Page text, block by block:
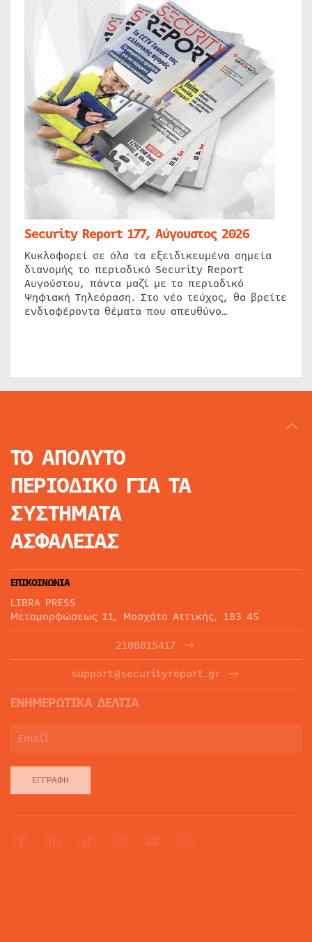
Security Report 177, Αύγουστος 2026
Κυκλοφορεί σε όλα τα εξειδικευμένα σημεία
διανομής το περιοδικό Security Report
Αυγούστου, πάντα μαζί με το περιοδικό
Ψηφιακή Τηλεόραση. Στο νέο τεύχος, θα βρείτε
ενδιαφέροντα θέματα που απευθύνο…
ΤΟ ΑΠΟΛΥΤΟ
ΠΕΡΙΟΔΙΚΟ ΓΙΑ ΤΑ
ΣΥΣΤΗΜΑΤΑ
ΑΣΦΑΛΕΙΑΣ
ΕΠΙΚΟΙΝΩΝΙΑ
LIBRA PRESS
Μεταμορφώσεως 11, Μοσχάτο Αττικής, 183 45
2108815417
support@securityreport.gr
ΕΝΗΜΕΡΩΤΙΚΑ ΔΕΛΤΙΑ
ΕΓΓΡΑΦΉ